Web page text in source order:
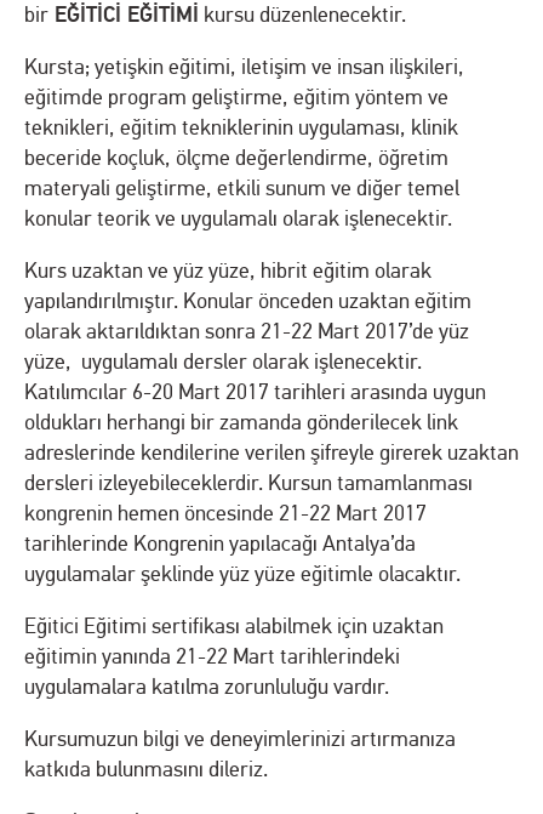
bir EĞİTİCİ EĞİTİMİ kursu düzenlenecektir.
Kursta; yetişkin eğitimi, iletişim ve insan ilişkileri,
eğitimde program geliştirme, eğitim yöntem ve
teknikleri, eğitim tekniklerinin uygulaması, klinik
beceride koçluk, ölçme değerlendirme, öğretim
materyali geliştirme, etkili sunum ve diğer temel
konular teorik ve uygulamalı olarak işlenecektir.
Kurs uzaktan ve yüz yüze, hibrit eğitim olarak
yapılandırılmıştır. Konular önceden uzaktan eğitim
olarak aktarıldıktan sonra 21-22 Mart 2017’de yüz
yüze, uygulamalı dersler olarak işlenecektir.
Katılımcılar 6-20 Mart 2017 tarihleri arasında uygun
oldukları herhangi bir zamanda gönderilecek link
adreslerinde kendilerine verilen şifreyle girerek uzaktan
dersleri izleyebileceklerdir. Kursun tamamlanması
kongrenin hemen öncesinde 21-22 Mart 2017
tarihlerinde Kongrenin yapılacağı Antalya’da
uygulamalar şeklinde yüz yüze eğitimle olacaktır.
Eğitici Eğitimi sertifikası alabilmek için uzaktan
eğitimin yanında 21-22 Mart tarihlerindeki
uygulamalara katılma zorunluluğu vardır.
Kursumuzun bilgi ve deneyimlerinizi artırmanıza
katkıda bulunmasını dileriz.